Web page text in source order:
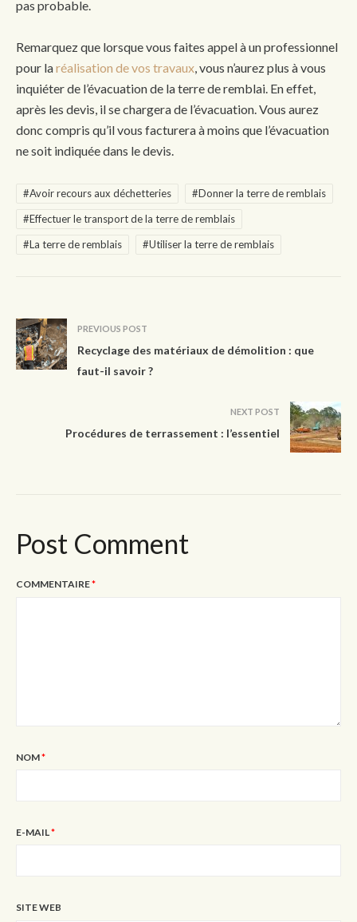
pas probable.
Remarquez que lorsque vous faites appel à un professionnel
pour laréalisation de vos travaux , vous n’aurez plus à vous
inquiéter de l’évacuation de la terre de remblai. En effet,
après les devis, il se chargera de l’évacuation. Vous aurez
donc compris qu’il vous facturera à moins que l’évacuation
ne soit indiquée dans le devis.
#Avoir recours aux déchetteries
#Donner la terre de remblais
#Effectuer le transport de la terre de remblais
#La terre de remblais
#Utiliser la terre de remblais
PREVIOUS POST
Recyclage des matériaux de démolition : que
faut-il savoir ?
NEXT POST
Procédures de terrassement : l’essentiel
Post Comment
COMMENTAIRE*
NOM*
E-MAIL*
SITE WEB